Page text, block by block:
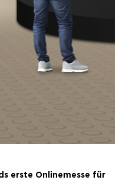
erste Onlinemesse für